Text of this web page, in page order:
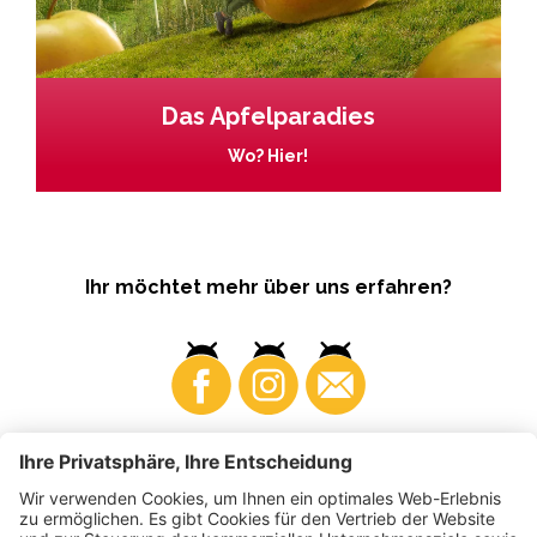
Das Apfelparadies
Wo? Hier!
Ihr möchtet mehr über uns erfahren?
Business Produzenten